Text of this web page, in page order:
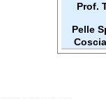
Prof.
Pelle